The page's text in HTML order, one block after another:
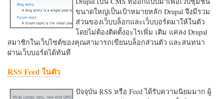
ขนาดใหญ่เป็นเป้าหมายหลัก Drupal จึงมีรวม
ส่วนของเว็บบล็อกและเว็บบอร์ดมาให้ในตัว
โดยไม่ต้องติดตั้งอะไรเพิ่ม เติม แค่ลง Drupal
สมาชิกในเว็บไซต์ของคุณสามารถเขียนบล็อกส่วนตัว และสนทนา
ผ่านเว็บบอร์ดได้ทันที
RSS Feed ในตัว
ปัจจุบัน RSS หรือ Feed ได้รับความนิยมมาก ผู้